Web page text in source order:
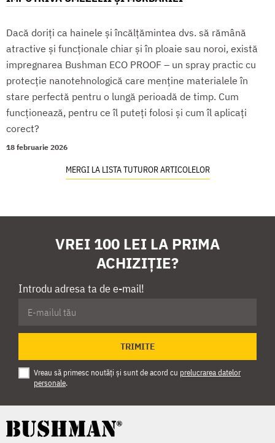
Dacă doriți ca hainele și încălțămintea dvs. să rămână
atractive și funcționale chiar și în ploaie sau noroi, există
impregnarea Bushman ECO PROOF – un spray practic cu
protecție nanotehnologică care menține materialele în
stare perfectă pentru o lungă perioadă de timp. Cum
funcționează, pentru ce îl puteți folosi și cum îl aplicați
corect?
18 februarie 2026
MERGI LA LISTA TUTUROR ARTICOLELOR
VREI 100 LEI LA PRIMA
ACHIZIȚIE?
Introdu adresa ta de e-mail!
TRIMITE
Vreau să primesc noutăți și sunt de acord cu prelucrarea datelor
personale.